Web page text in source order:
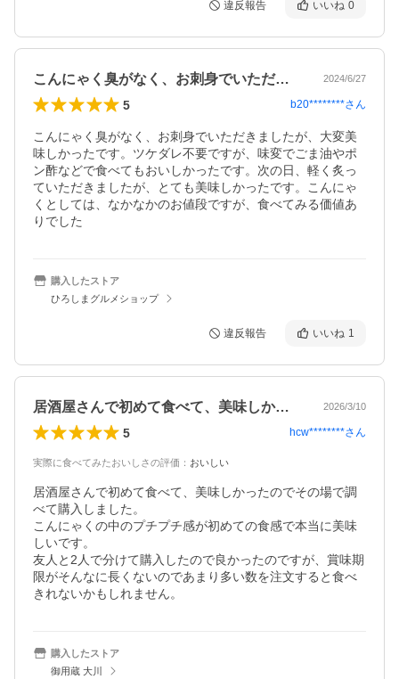
違反報告 いいね 0
こんにゃく臭がなく、お刺身でいただきま… 2024/6/27
5 b20********さん
こんにゃく臭がなく、お刺身でいただきましたが、大変美
味しかったです。ツケダレ不要ですが、味変でごま油やポ
ン酢などで食べてもおいしかったです。次の日、軽く炙っ
ていただきましたが、とても美味しかったです。こんにゃ
くとしては、なかなかのお値段ですが、食べてみる価値あ
りでした
購入したストア
ひろしまグルメショップ
違反報告 いいね 1
居酒屋さんで初めて食べて、美味しかった… 2026/3/10
5 hcw********さん
実際に食べてみたおいしさの評価 ： おいしい
居酒屋さんで初めて食べて、美味しかったのでその場で調
べて購入しました。
こんにゃくの中のプチプチ感が初めての食感で本当に美味
しいです。
友人と2人で分けて購入したので良かったのですが、賞味期
限がそんなに長くないのであまり多い数を注文すると食べ
きれないかもしれません。
購入したストア
御用蔵 大川